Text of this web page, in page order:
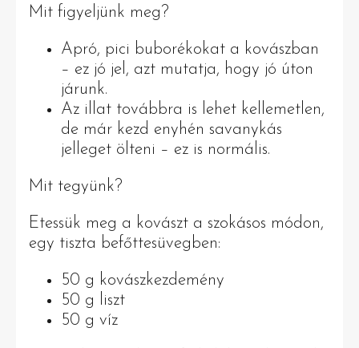
Mit figyeljünk meg?
Apró, pici buborékokat a kovászban
– ez jó jel, azt mutatja, hogy jó úton
járunk.
Az illat továbbra is lehet kellemetlen,
de már kezd enyhén savanykás
jelleget ölteni – ez is normális.
Mit tegyünk?
Etessük meg a kovászt a szokásos módon,
egy tiszta befőttesüvegben:
50 g kovászkezdemény
50 g liszt
50 g víz